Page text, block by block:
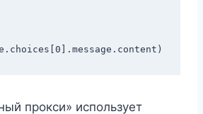
прокси» использует